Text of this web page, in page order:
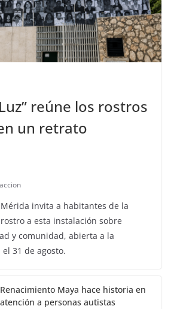
reúne los rostros
un retrato
invita a habitantes de la
a esta instalación sobre
y comunidad, abierta a la
31 de agosto.
Renacimiento Maya hace historia en
atención a personas autistas